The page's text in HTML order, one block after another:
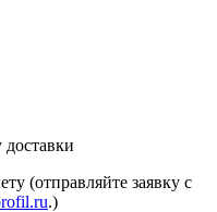
(отправляйте заявку с
.)